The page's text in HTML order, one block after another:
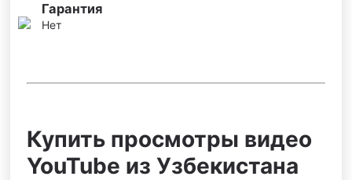
Гарантия
Нет
Купить просмотры видео
YouTube из Узбекистана